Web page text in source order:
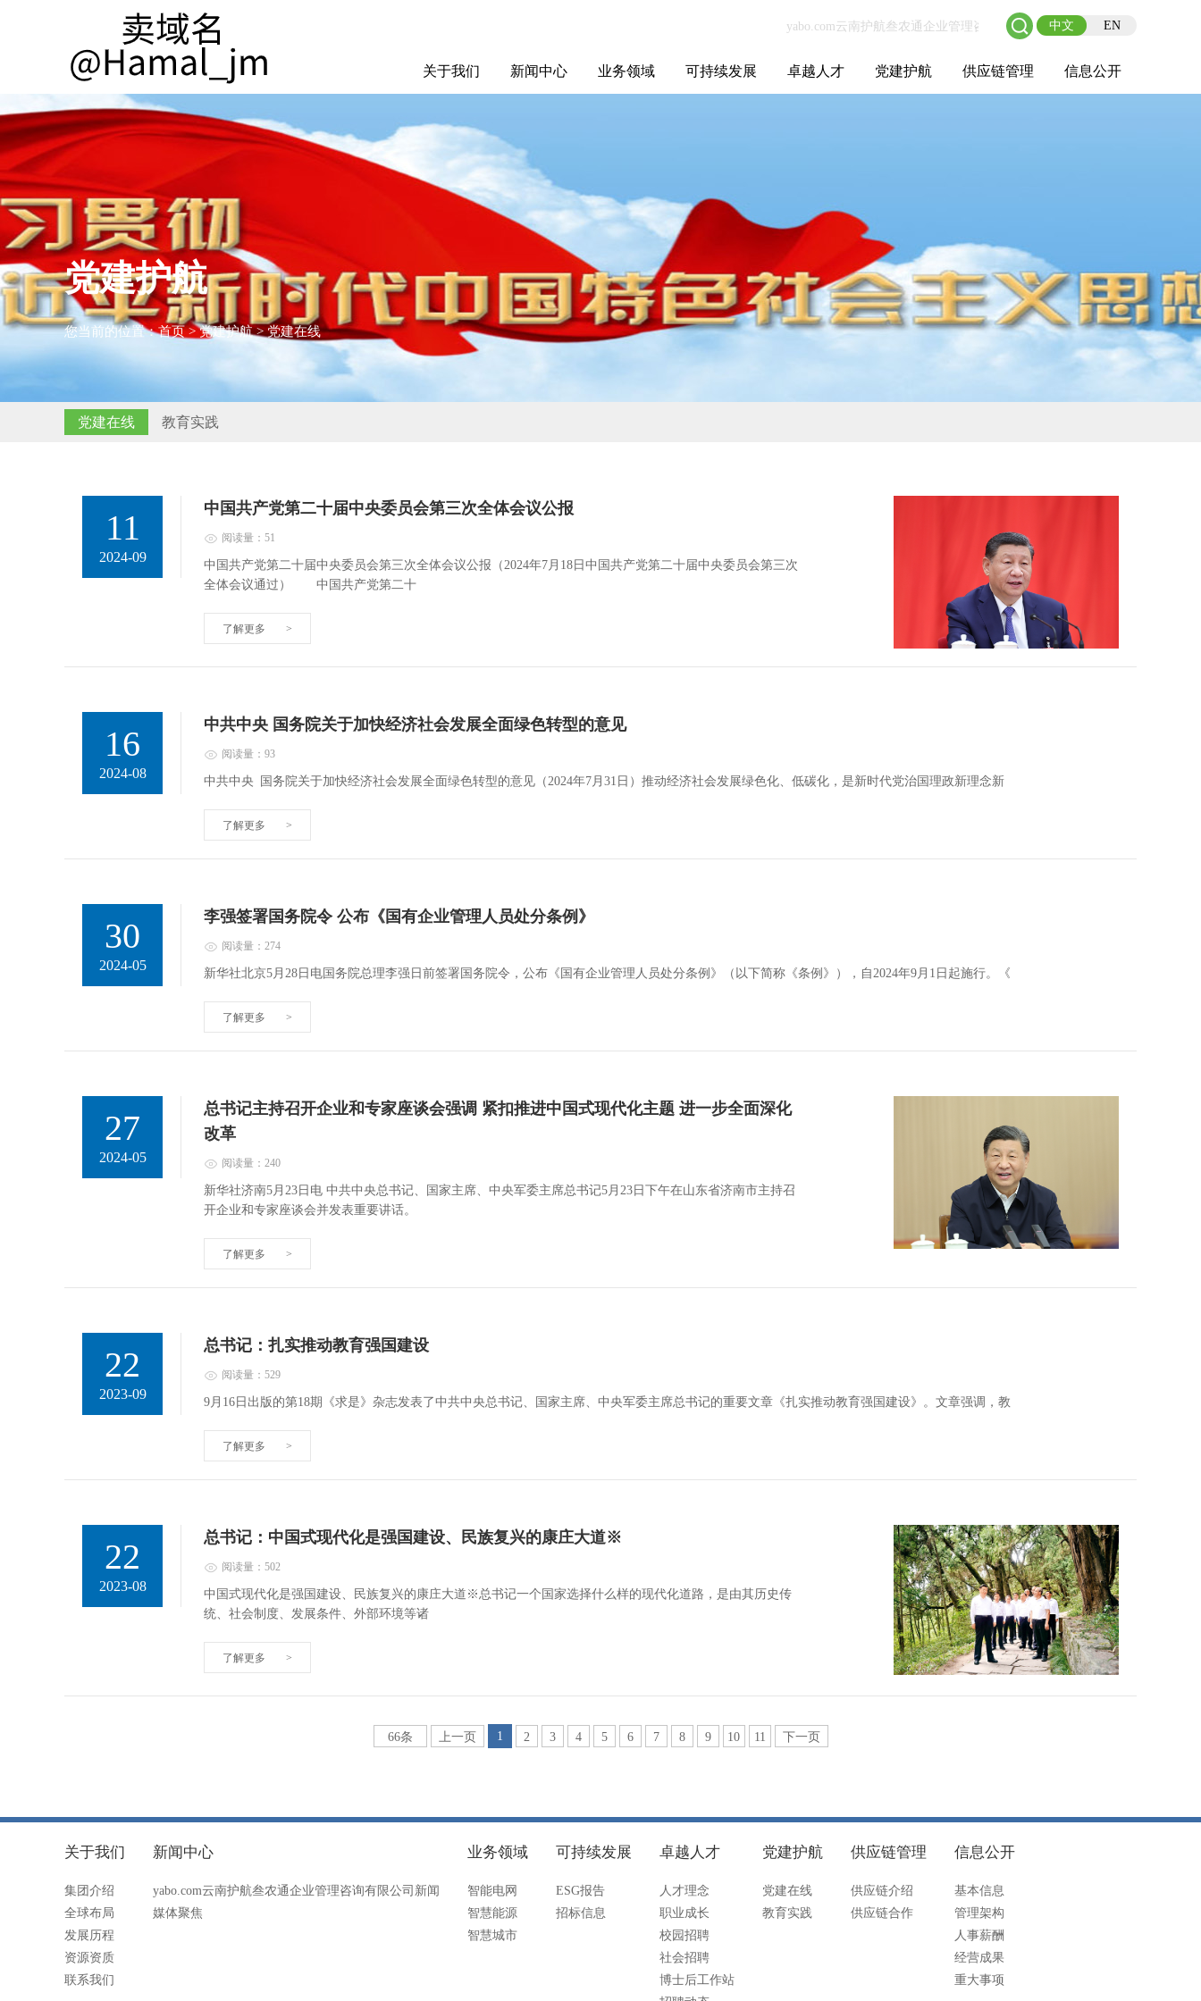
中文 EN
关于我们 新闻中心
航叁农通企业管
理咨询有限公司
业务领域 可持续发展 卓越人才 党建护航 供应链管理 信息公开
党建护航
您当前的位置：首页>党建护航>党建在线
党建在线 教育实践
11
2024-09
中国共产党第二十届中央委员会第三次全体会议公报
阅读量：51
中国共产党第二十届中央委员会第三次全体会议公报（2024年7月18日中国共产党第二十届中央委员会第三次
全体会议通过） 中国共产党第二十
了解更多 >
16
2024-08
中共中央 国务院关于加快经济社会发展全面绿色转型的意见
阅读量：93
中共中央 国务院关于加快经济社会发展全面绿色转型的意见（2024年7月31日）推动经济社会发展绿色化、低碳化，是新时代党治国理政新理念新
了解更多 >
30
2024-05
李强签署国务院令 公布《国有企业管理人员处分条例》
阅读量：274
新华社北京5月28日电国务院总理李强日前签署国务院令，公布《国有企业管理人员处分条例》（以下简称《条例》），自2024年9月1日起施行。《
了解更多 >
27
2024-05
总书记主持召开企业和专家座谈会强调 紧扣推进中国式现代化主题 进一步全面深化
改革
阅读量：240
新华社济南5月23日电 中共中央总书记、国家主席、中央军委主席总书记5月23日下午在山东省济南市主持召
开企业和专家座谈会并发表重要讲话。
了解更多 >
22
2023-09
总书记：扎实推动教育强国建设
阅读量：529
9月16日出版的第18期《求是》杂志发表了中共中央总书记、国家主席、中央军委主席总书记的重要文章《扎实推动教育强国建设》。文章强调，教
了解更多 >
22
2023-08
总书记：中国式现代化是强国建设、民族复兴的康庄大道※
阅读量：502
中国式现代化是强国建设、民族复兴的康庄大道※总书记一个国家选择什么样的现代化道路，是由其历史传
统、社会制度、发展条件、外部环境等诸
了解更多 >
66条 上一页 1 2 3 4 5 6 7 8 9 10 11 下一页
关于我们
集团介绍
全球布局
发展历程
资源资质
联系我们
新闻中心
yabo.com云南护航叁农通企业管理咨询有限公司新闻
媒体聚焦
业务领域
智能电网
智慧能源
智慧城市
可持续发展
ESG报告
招标信息
卓越人才
人才理念
职业成长
校园招聘
社会招聘
博士后工作站
党建护航
党建在线
教育实践
供应链管理
供应链介绍
供应链合作
信息公开
基本信息
管理架构
人事薪酬
经营成果
重大事项